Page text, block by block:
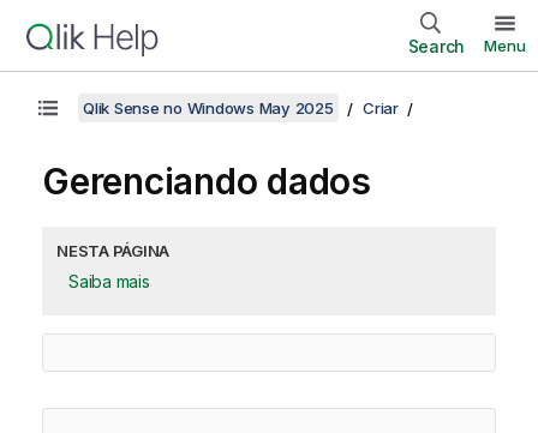
Search Menu
Qlik Sense no Windows May 2025 Criar
Gerenciando dados
NESTA PÁGINA
Saiba mais